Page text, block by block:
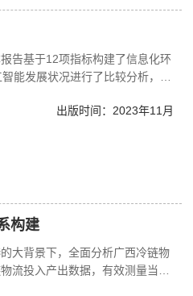
告基于12项指标构建了信息化环
能发展状况进行了比较分析，结
应用方面具有优势，欧洲、北美
出版时间：2023年11月
构建
大背景下，全面分析广西冷链物
流投入产出数据，有效测量当前